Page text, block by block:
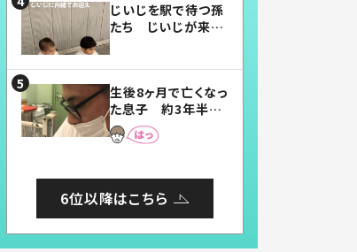
じいじを駅で待つ孫
たち じいじが来た
まらない」「幸せにな
れる」
生後8ヶ月で亡くなっ
た息子 約3年半
後、当時の妻の日記
に書いてあった本音
6位以降はこちら